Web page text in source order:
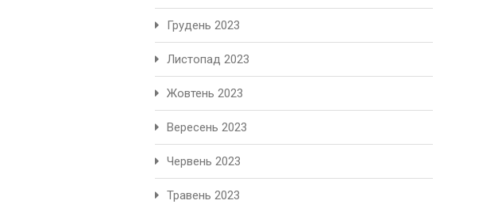
Грудень 2023
Листопад 2023
Жовтень 2023
Вересень 2023
Червень 2023
Травень 2023